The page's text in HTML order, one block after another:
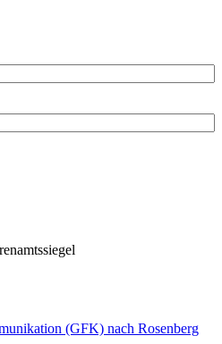
(GFK) nach Rosenberg